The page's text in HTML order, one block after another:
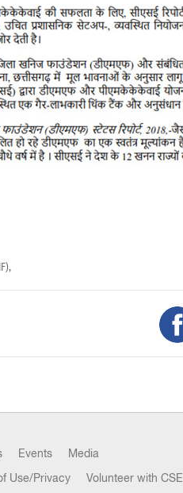
Events Media
Use/Privacy Volunteer with CSE